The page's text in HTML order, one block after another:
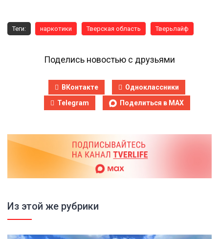
Теги: наркотики Тверская область Тверьлайф
Поделись новостью с друзьями
ВКонтакте
Одноклассники
Telegram
Поделиться в MAX
Из этой же рубрики